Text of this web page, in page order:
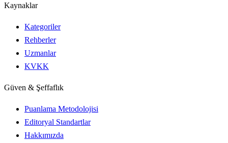
Kaynaklar
Kategoriler
Rehberler
Uzmanlar
KVKK
Güven & Şeffaflık
Puanlama Metodolojisi
Editoryal Standartlar
Hakkımızda